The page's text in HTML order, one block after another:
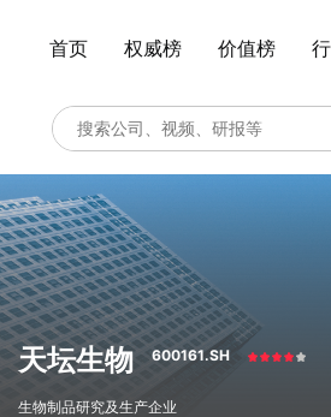
首页 权威榜 价值榜
天坛生物 600161.SH
生物制品研究及生产企业